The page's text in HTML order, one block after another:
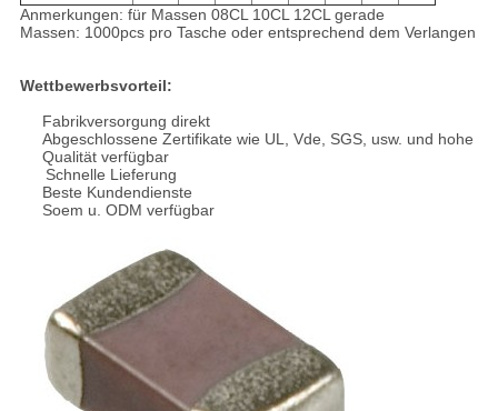
Anmerkungen: für Massen 08CL 10CL 12CL gerade
Massen: 1000pcs pro Tasche oder entsprechend dem Verlangen
Wettbewerbsvorteil:
Fabrikversorgung direkt
Abgeschlossene Zertifikate wie UL, Vde, SGS, usw. und hohe
Qualität verfügbar
Schnelle Lieferung
Beste Kundendienste
Soem u. ODM verfügbar